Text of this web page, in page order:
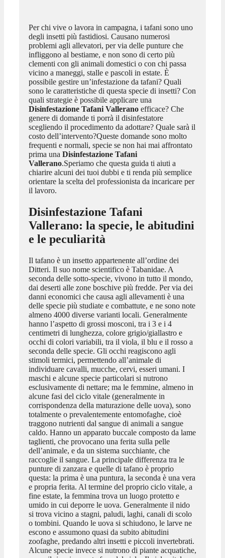
Per chi vive o lavora in campagna, i tafani sono uno
degli insetti più fastidiosi. Causano numerosi
problemi agli allevatori, per via delle punture che
infliggono al bestiame, e non sono di certo più
clementi con gli animali domestici o con chi passa
vicino a maneggi, stalle e pascoli in estate. È
possibile gestire un’infestazione da tafani? Quali
sono le caratteristiche di questa specie di insetti? Con
quali strategie è possibile applicare una
Disinfestazione Tafani Valleranoefficace? Che
genere di domande ti porrà il disinfestatore
scegliendo il procedimento da adottare? Quale sarà il
costo dell’intervento?Queste domande sono molto
frequenti e normali, specie se non hai mai affrontato
prima una Disinfestazione Tafani
Vallerano.Speriamo che questa guida ti aiuti a
chiarire alcuni dei tuoi dubbi e ti renda più semplice
orientare la scelta del professionista da incaricare per
il lavoro.
Disinfestazione Tafani
Vallerano: la specie, le abitudini
e le peculiarità
Il tafano è un insetto appartenente all’ordine dei
Ditteri. Il suo nome scientifico è Tabanidae. A
seconda delle sotto-specie, vivono in tutto il mondo,
dai deserti alle zone boschive più fredde. Per via dei
danni economici che causa agli allevamenti è una
delle specie più studiate e combattute, e ne sono note
almeno 4000 diverse varianti locali. Generalmente
hanno l’aspetto di grossi mosconi, tra i 3 e i 4
centimetri di lunghezza, colore grigio/giallastro e
occhi di colori variabili, tra il viola, il blu e il rosso a
seconda delle specie. Gli occhi reagiscono agli
stimoli termici, permettendo all’animale di
individuare cavalli, mucche, cervi, esseri umani. I
maschi e alcune specie particolari si nutrono
esclusivamente di nettare; ma le femmine, almeno in
alcune fasi del ciclo vitale (generalmente in
corrispondenza della maturazione delle uova), sono
totalmente o prevalentemente entomofaghe, cioè
traggono nutrienti dal sangue di animali a sangue
caldo. Hanno un apparato buccale composto da lame
taglienti, che provocano una ferita sulla pelle
dell’animale, e da un sistema succhiante, che
raccoglie il sangue. La principale differenza tra le
punture di zanzara e quelle di tafano è proprio
questa: la prima è una puntura, la seconda è una vera
e propria ferita. Al termine del proprio ciclo vitale, a
fine estate, la femmina trova un luogo protetto e
umido in cui deporre le uova. Generalmente il nido
si trova vicino a stagni, paludi, laghi, canali di scolo
o tombini. Quando le uova si schiudono, le larve ne
escono e assumono quasi da subito abitudini
zoofaghe, predando altri insetti e piccoli invertebrati.
Alcune specie invece si nutrono di piante acquatiche,